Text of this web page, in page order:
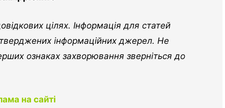
цілях. Інформація для статей
інформаційних джерел. Не
ознаках захворювання зверніться до
на сайті